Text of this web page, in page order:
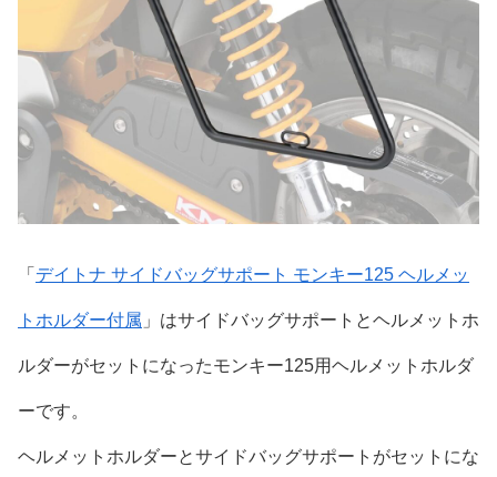
「 デイトナ サイドバッグサポート モンキー125 ヘルメッ
トホルダー付属 」はサイドバッグサポートとヘルメットホ
ルダーがセットになったモンキー125用ヘルメットホルダ
ーです。
ヘルメットホルダーとサイドバッグサポートがセットにな